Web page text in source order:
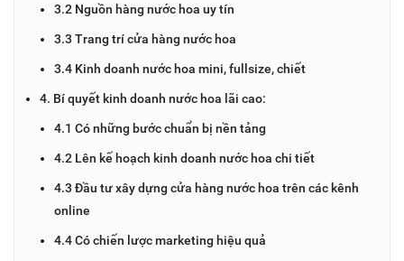
3.2 Nguồn hàng nước hoa uy tín
3.3 Trang trí cửa hàng nước hoa
3.4 Kinh doanh nước hoa mini, fullsize, chiết
4. Bí quyết kinh doanh nước hoa lãi cao:
4.1 Có những bước chuẩn bị nền tảng
4.2 Lên kế hoạch kinh doanh nước hoa chi tiết
4.3 Đầu tư xây dựng cửa hàng nước hoa trên các kênh
online
4.4 Có chiến lược marketing hiệu quả